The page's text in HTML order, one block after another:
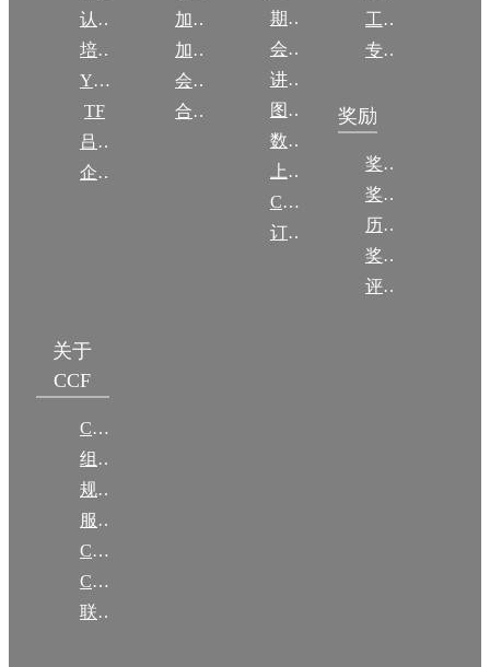
认证
培训
YOCSEF
TF
吕梁振兴
企智会
加入CCF
加入CCF
会员交费
合作伙伴
期刊
会议
讲稿
图集
数图编审委员会
上传/发布作品
CCF DL Focus
订阅《计算》
工作问答
专委名单
奖励
奖励动态
奖励目录
历年获奖名单
奖项推荐
评奖条例
关于
CCF
CCF简介
组织机构
规章
服务项目
CCF大事记
CCF创建60周年
联系我们